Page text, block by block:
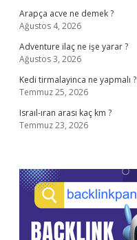
Arapça acve ne demek ?
Ağustos 4, 2026
Adventure ilaç ne işe yarar ?
Ağustos 3, 2026
Kedi tirmalayinca ne yapmalı ?
Temmuz 25, 2026
Israıl-ıran arası kaç km ?
Temmuz 23, 2026